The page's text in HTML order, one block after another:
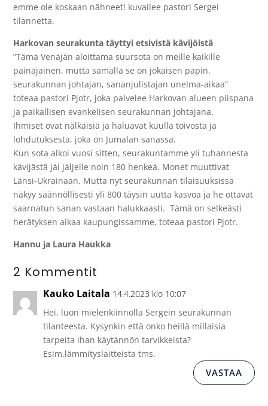
emme ole koskaan nähneet! kuvailee pastori Sergei
tilannetta.
Harkovan seurakunta täyttyi etsivistä kävijöistä
”Tämä Venäjän aloittama suursota on meille kaikille
painajainen, mutta samalla se on jokaisen papin,
seurakunnan johtajan, sananjulistajan unelma-aikaa”
toteaa pastori Pjotr, joka palvelee Harkovan alueen piispana
ja paikallisen evankelisen seurakunnan johtajana.
Ihmiset ovat nälkäisiä ja haluavat kuulla toivosta ja
lohdutuksesta, joka on Jumalan sanassa.
Kun sota alkoi vuosi sitten, seurakuntamme yli tuhannesta
kävijästä jäi jäljelle noin 180 henkeä. Monet muuttivat
Länsi-Ukrainaan. Mutta nyt seurakunnan tilaisuuksissa
näkyy säännöllisesti yli 800 täysin uutta kasvoa ja he ottavat
saarnatun sanan vastaan halukkaasti. Tämä on selkeästi
herätyksen aikaa kaupungissamme, toteaa pastori Pjotr.
Hannu ja Laura Haukka
2 Kommentit
Kauko Laitala 14.4.2023 klo 10:07
Hei, luon mielenkiinnolla Sergein seurakunnan
tilanteesta. Kysynkin että onko heillä millaisia
tarpeita ihan käytännön tarvikkeista?
Esim.lämmityslaitteista tms.
VASTAA